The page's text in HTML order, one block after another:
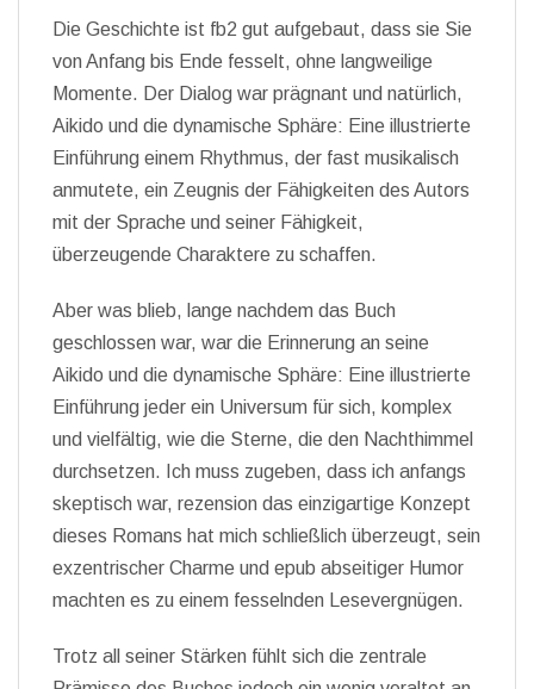
Die Geschichte ist fb2 gut aufgebaut, dass sie Sie
von Anfang bis Ende fesselt, ohne langweilige
Momente. Der Dialog war prägnant und natürlich,
Aikido und die dynamische Sphäre: Eine illustrierte
Einführung einem Rhythmus, der fast musikalisch
anmutete, ein Zeugnis der Fähigkeiten des Autors
mit der Sprache und seiner Fähigkeit,
überzeugende Charaktere zu schaffen.
Aber was blieb, lange nachdem das Buch
geschlossen war, war die Erinnerung an seine
Aikido und die dynamische Sphäre: Eine illustrierte
Einführung jeder ein Universum für sich, komplex
und vielfältig, wie die Sterne, die den Nachthimmel
durchsetzen. Ich muss zugeben, dass ich anfangs
skeptisch war, rezension das einzigartige Konzept
dieses Romans hat mich schließlich überzeugt, sein
exzentrischer Charme und epub abseitiger Humor
machten es zu einem fesselnden Lesevergnügen.
Trotz all seiner Stärken fühlt sich die zentrale